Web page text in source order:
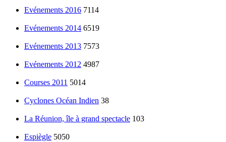
Evénements 2016 7114
Evénements 2014 6519
Evénements 2013 7573
Evénements 2012 4987
Courses 2011 5014
Cyclones Océan Indien 38
La Réunion, île à grand spectacle 103
Espiègle 5050